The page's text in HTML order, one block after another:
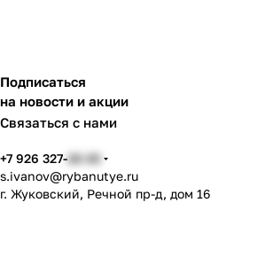
Подписаться
на новости и акции
Связаться с нами
+7 926 327-22-33
s.ivanov@rybanutye.ru
г. Жуковский, Речной пр-д, дом 16